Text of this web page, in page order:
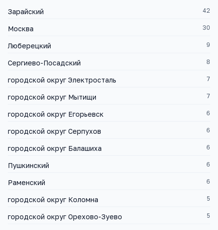
Зарайский 42
Москва 30
Люберецкий 9
Сергиево-Посадский 8
городской округ Электросталь 7
городской округ Мытищи 7
городской округ Егорьевск 6
городской округ Серпухов 6
городской округ Балашиха 6
Пушкинский 6
Раменский 6
городской округ Коломна 5
городской округ Орехово-Зуево 5